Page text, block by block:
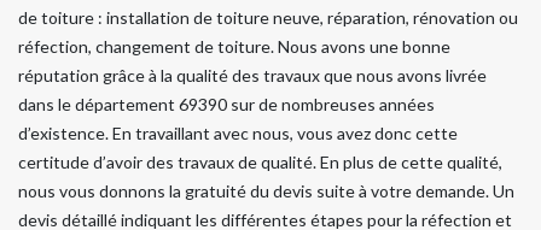
de toiture : installation de toiture neuve, réparation, rénovation ou
réfection, changement de toiture. Nous avons une bonne
réputation grâce à la qualité des travaux que nous avons livrée
dans le département 69390 sur de nombreuses années
d’existence. En travaillant avec nous, vous avez donc cette
certitude d’avoir des travaux de qualité. En plus de cette qualité,
nous vous donnons la gratuité du devis suite à votre demande. Un
devis détaillé indiquant les différentes étapes pour la réfection et